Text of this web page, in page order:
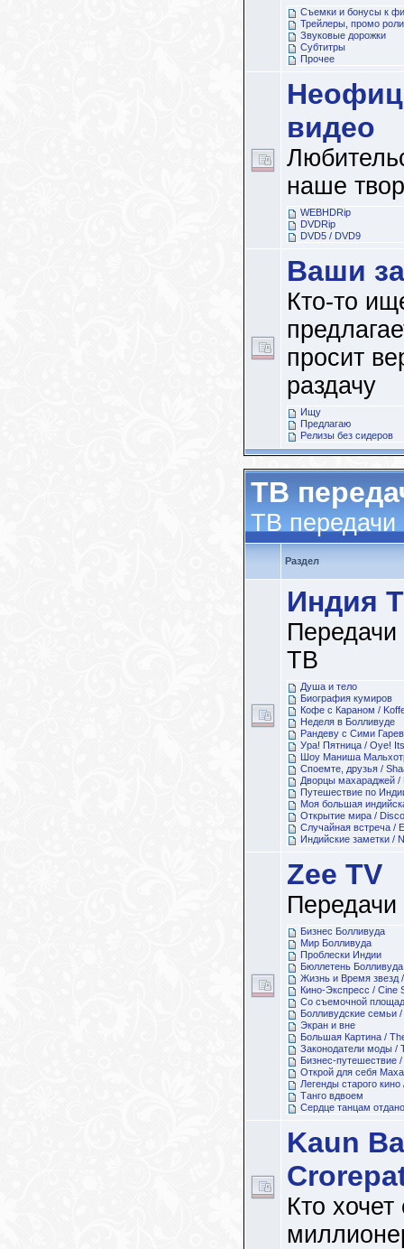
Съемки и бонусы к
Трейлеры, промо
Звуковые дорожки
Субтитры
Прочее
видео
наше
WEBHDRip
DVDRip
DVD5 / DVD9
Ваши
Кто-то
просит
раздачу
Ищу
Предлагаю
Релизы без сидеров
ТВ
ТВ передачи
Раздел
Индия
ТВ
Душа и тело
Биография кумиров
Кофе с Караном /
Неделя в Болливуде
Рандеву с Сими
Ура! Пятница / Oye!
Шоу Маниша
Споемте, друзья /
Дворцы махараджей /
Путешествие по
Моя большая
Открытие мира /
Случайная встреча /
Индийские заметки /
Zee TV
Бизнес Болливуда
Мир Болливуда
Проблески Индии
Бюллетень
Жизнь и Время звезд
Кино-Экспресс / Cine
Со съемочной
Болливудские семьи
Экран и вне
Большая Картина /
Законодатели моды /
Бизнес-путешествие
Открой для себя
Легенды старого
Танго вдвоем
Сердце танцам
Kaun
Кто хочет